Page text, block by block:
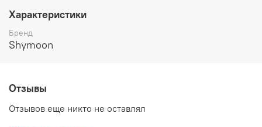
Характеристики
Бренд
Shymoon
Отзывы
Отзывов еще никто не оставлял